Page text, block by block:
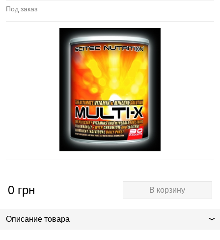
Под заказ
0 грн В корзину
Описание товара